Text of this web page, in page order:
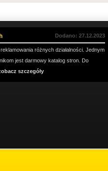
Dodano: 27.12.2023
różnych działalności. Jednym
jest darmowy katalog stron. Do
szczegóły